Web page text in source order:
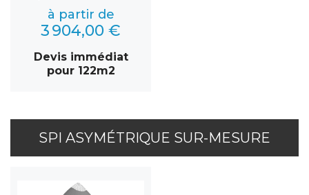
à partir de
3 904,00 €
Devis immédiat
pour 122m2
SPI ASYMÉTRIQUE SUR-MESURE